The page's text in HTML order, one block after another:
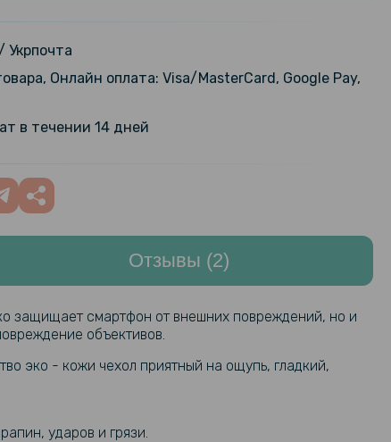
для Xiaomi Redmi Note 14S,
гидрогелевая пленка
для Xiaomi Redmi Note 14S на
Transparent
3D на заднюю камеру для
Note 14S
119 грн
Note 14S, Black
129 грн
Tempered Glass 0.3mm
Укрпочта
Онлайн оплата: Visa/MasterCard, Google Pay,
в течении 14 дней
Отзывы (2)
защищает смартфон от внешних повреждений, но и
объективов.
эко - кожи чехол приятный на ощупь, гладкий,
ударов и грязи.